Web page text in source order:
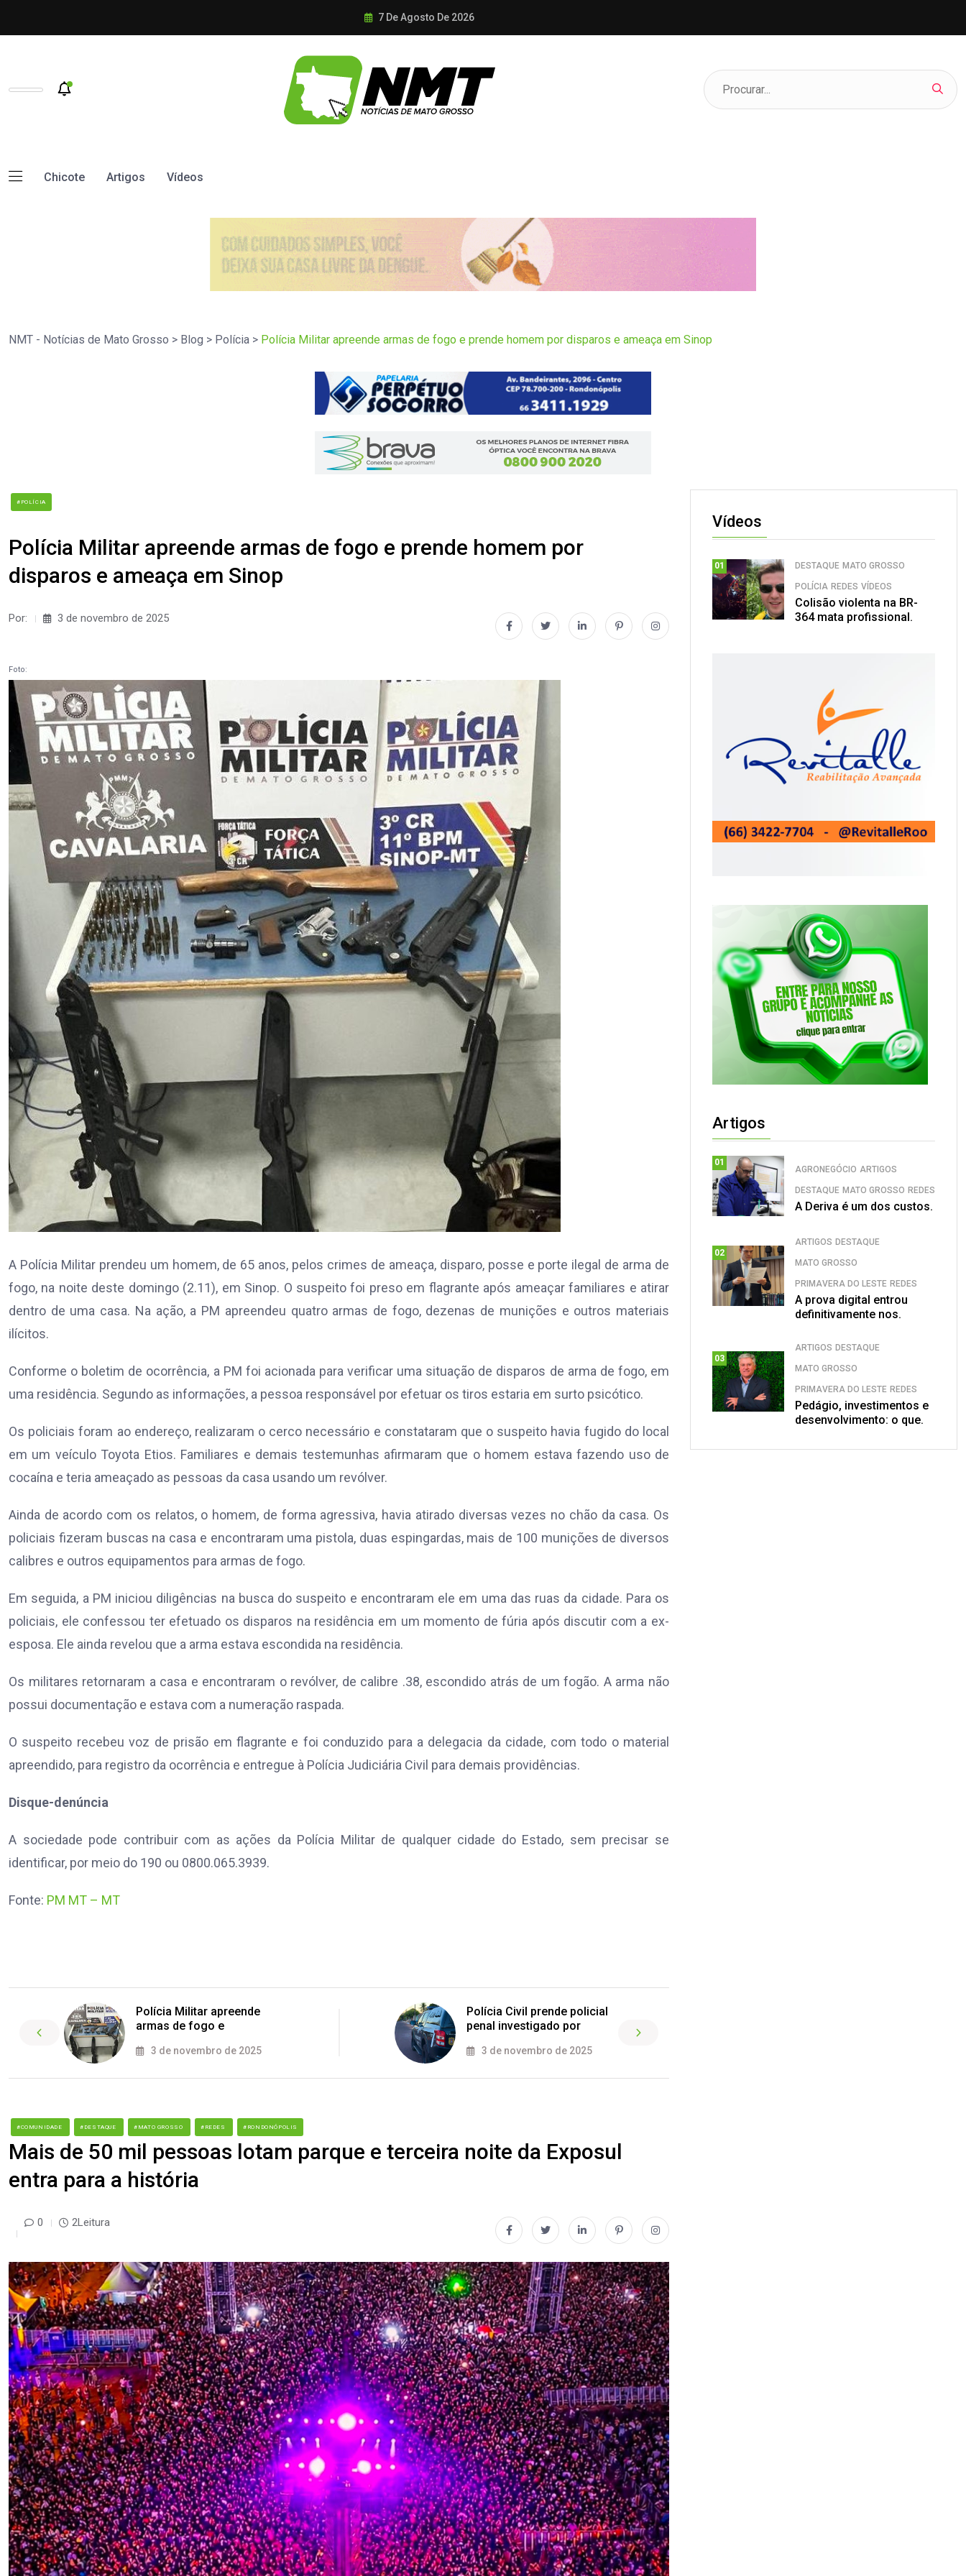
7 De Agosto De 2026
Chicote Artigos Vídeos
NMT - Notícias de Mato Grosso > Blog > Polícia > Polícia Militar apreende armas de fogo e prende homem por disparos e ameaça em Sinop
#POLÍCIA
Polícia Militar apreende armas de fogo e prende homem por
disparos e ameaça em Sinop
Por: 3 de novembro de 2025
Foto:
A Polícia Militar prendeu um homem, de 65 anos, pelos crimes de ameaça, disparo, posse e porte ilegal de arma de
fogo, na noite deste domingo (2.11), em Sinop. O suspeito foi preso em flagrante após ameaçar familiares e atirar
dentro de uma casa. Na ação, a PM apreendeu quatro armas de fogo, dezenas de munições e outros materiais
ilícitos.
Conforme o boletim de ocorrência, a PM foi acionada para verificar uma situação de disparos de arma de fogo, em
uma residência. Segundo as informações, a pessoa responsável por efetuar os tiros estaria em surto psicótico.
Os policiais foram ao endereço, realizaram o cerco necessário e constataram que o suspeito havia fugido do local
em um veículo Toyota Etios. Familiares e demais testemunhas afirmaram que o homem estava fazendo uso de
cocaína e teria ameaçado as pessoas da casa usando um revólver.
Ainda de acordo com os relatos, o homem, de forma agressiva, havia atirado diversas vezes no chão da casa. Os
policiais fizeram buscas na casa e encontraram uma pistola, duas espingardas, mais de 100 munições de diversos
calibres e outros equipamentos para armas de fogo.
Em seguida, a PM iniciou diligências na busca do suspeito e encontraram ele em uma das ruas da cidade. Para os
policiais, ele confessou ter efetuado os disparos na residência em um momento de fúria após discutir com a ex-
esposa. Ele ainda revelou que a arma estava escondida na residência.
Os militares retornaram a casa e encontraram o revólver, de calibre .38, escondido atrás de um fogão. A arma não
possui documentação e estava com a numeração raspada.
O suspeito recebeu voz de prisão em flagrante e foi conduzido para a delegacia da cidade, com todo o material
apreendido, para registro da ocorrência e entregue à Polícia Judiciária Civil para demais providências.
Disque-denúncia
A sociedade pode contribuir com as ações da Polícia Militar de qualquer cidade do Estado, sem precisar se
identificar, por meio do 190 ou 0800.065.3939.
Fonte: PM MT – MT
Polícia Militar apreende
armas de fogo e
3 de novembro de 2025
Polícia Civil prende policial
penal investigado por
3 de novembro de 2025
#COMUNIDADE #DESTAQUE #MATO GROSSO #REDES #RONDONÓPOLIS
Mais de 50 mil pessoas lotam parque e terceira noite da Exposul
entra para a história
0 2Leitura
Vídeos
01 DESTAQUE MATO GROSSO
POLÍCIA REDES VÍDEOS
Colisão violenta na BR-
364 mata profissional.
Artigos
01
AGRONEGÓCIO ARTIGOS
DESTAQUE MATO GROSSO REDES
A Deriva é um dos custos.
02
ARTIGOS DESTAQUE
MATO GROSSO
PRIMAVERA DO LESTE REDES
A prova digital entrou
definitivamente nos.
03
ARTIGOS DESTAQUE
MATO GROSSO
PRIMAVERA DO LESTE REDES
Pedágio, investimentos e
desenvolvimento: o que.